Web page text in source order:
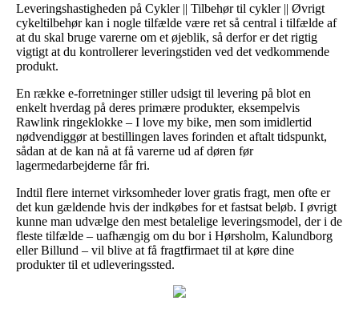
Leveringshastigheden på Cykler || Tilbehør til cykler || Øvrigt
cykeltilbehør kan i nogle tilfælde være ret så central i tilfælde af
at du skal bruge varerne om et øjeblik, så derfor er det rigtig
vigtigt at du kontrollerer leveringstiden ved det vedkommende
produkt.
En række e-forretninger stiller udsigt til levering på blot en
enkelt hverdag på deres primære produkter, eksempelvis
Rawlink ringeklokke – I love my bike, men som imidlertid
nødvendiggør at bestillingen laves forinden et aftalt tidspunkt,
sådan at de kan nå at få varerne ud af døren før
lagermedarbejderne får fri.
Indtil flere internet virksomheder lover gratis fragt, men ofte er
det kun gældende hvis der indkøbes for et fastsat beløb. I øvrigt
kunne man udvælge den mest betalelige leveringsmodel, der i de
fleste tilfælde – uafhængig om du bor i Hørsholm, Kalundborg
eller Billund – vil blive at få fragtfirmaet til at køre dine
produkter til et udleveringssted.